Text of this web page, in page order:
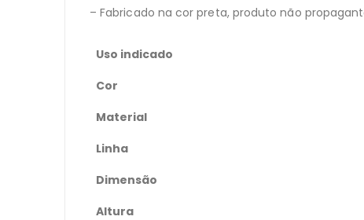
– Fabricado na cor preta, produto não
Uso indicado
Cor
Material
Linha
Dimensão
Altura